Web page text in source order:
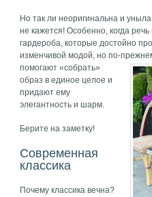
Но так ли неоригинальна и
не кажется! Особенно, когда
гардероба, которые достойно
изменчивой модой, но по-
помогают «собрать»
образ в единое целое и
придают ему
элегантность и шарм.
Берите на заметку!
Современная
классика
Почему классика вечна?